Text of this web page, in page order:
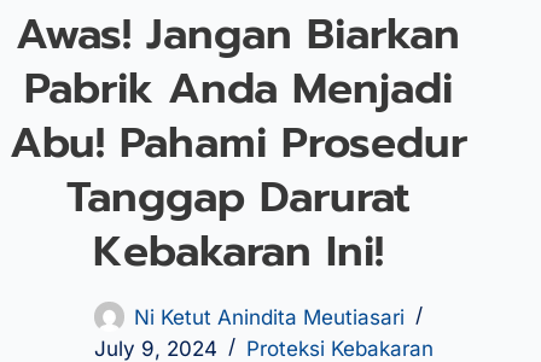
Awas! Jangan Biarkan
Pabrik Anda Menjadi
Abu! Pahami Prosedur
Tanggap Darurat
Kebakaran Ini!
Ni Ketut Anindita Meutiasari
July 9, 2024
Proteksi Kebakaran